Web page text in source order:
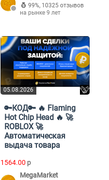
99%, 10325 отзывов
на рынке 9 лет
05.08.2026
🔑КОД🔑 🔥 Flaming
Hot Chip Head 🔥 🚀
ROBLOX 🚀
Автоматическая
выдача товара
1564.00 p
MegaMarket